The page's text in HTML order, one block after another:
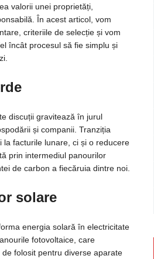
valorii unei proprietăți,
În acest articol, vom
criteriile de selecție și vom
încât procesul să fie simplu și
discuții gravitează în jurul
și companii. Tranziția
facturile lunare, ci și o reducere
prin intermediul panourilor
de carbon a fiecăruia dintre noi.
solare
energia solară în electricitate
fotovoltaice, care
folosit pentru diverse aparate